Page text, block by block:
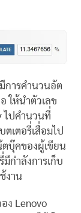
การคำนวนอัต
ให้นำตัวเลข
ไปคำนวนที่
เตอรี่เสื่อมไป
ตบุ๊คของผู้เขียน
กำลังการเก็บ
งาน
ง Lenovo